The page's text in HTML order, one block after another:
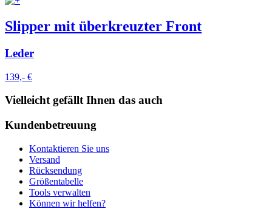
Slipper mit überkreuzter Front
Leder
139,- €
Vielleicht gefällt Ihnen das auch
Kundenbetreuung
Kontaktieren Sie uns
Versand
Rücksendung
Größentabelle
Tools verwalten
Können wir helfen?